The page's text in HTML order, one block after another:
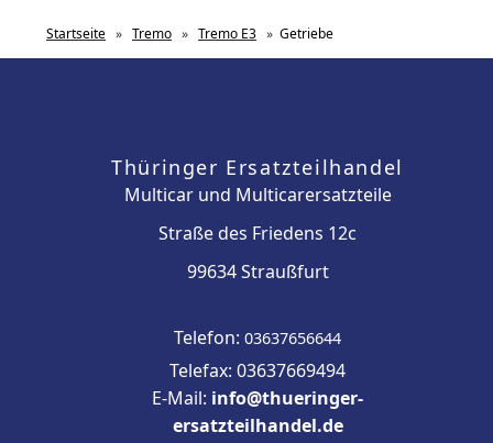
Startseite » Tremo » Tremo E3 » Getriebe
Thüringer Ersatzteilhandel
Multicar und Multicarersatzteile
Straße des Friedens 12c
99634 Straußfurt
Telefon: 03637656644
Telefax: 03637669494
E-Mail: info@thueringer-
ersatzteilhandel.de